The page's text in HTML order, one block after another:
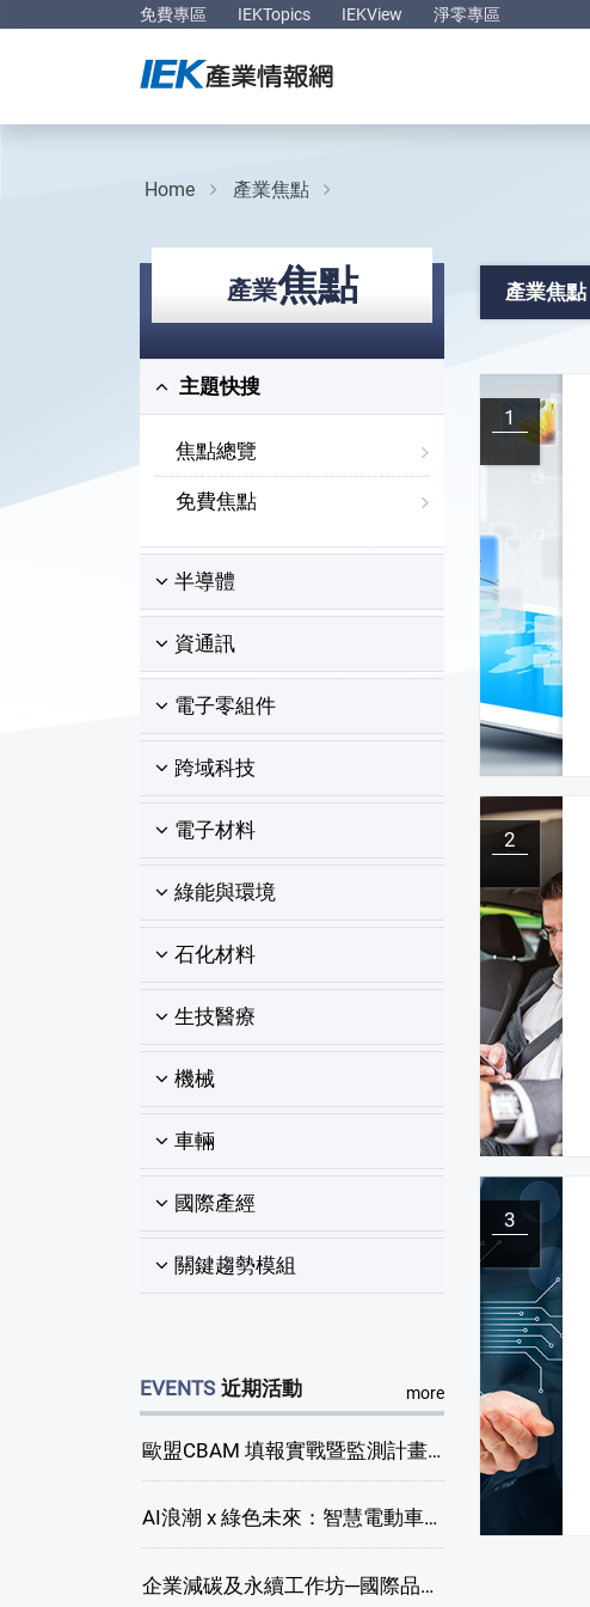
免費專區 IEKTopics IEKView 淨零專區
Home 產業焦點
產業焦點
主題快搜
焦點總覽
免費焦點
半導體
資通訊
電子零組件
跨域科技
電子材料
綠能與環境
石化材料
生技醫療
機械
車輛
國際產經
關鍵趨勢模組
EVENTS 近期活動 more
歐盟CBAM 填報實戰暨監測計畫說明會(臺中場)
AI浪潮 x 綠色未來：智慧電動車新商機研討會
企業減碳及永續工作坊─國際品牌綠色供應鏈永續管理與實務演練(臺中場)
產業焦點
1
2
3